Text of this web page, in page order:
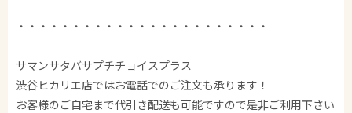
・・・・・・・・・・・・・・・・・・・・・・・
サマンサタバサプチチョイスプラス
渋谷ヒカリエ店ではお電話でのご注文も承ります！
お客様のご自宅まで代引き配送も可能ですので是非ご利用下さい